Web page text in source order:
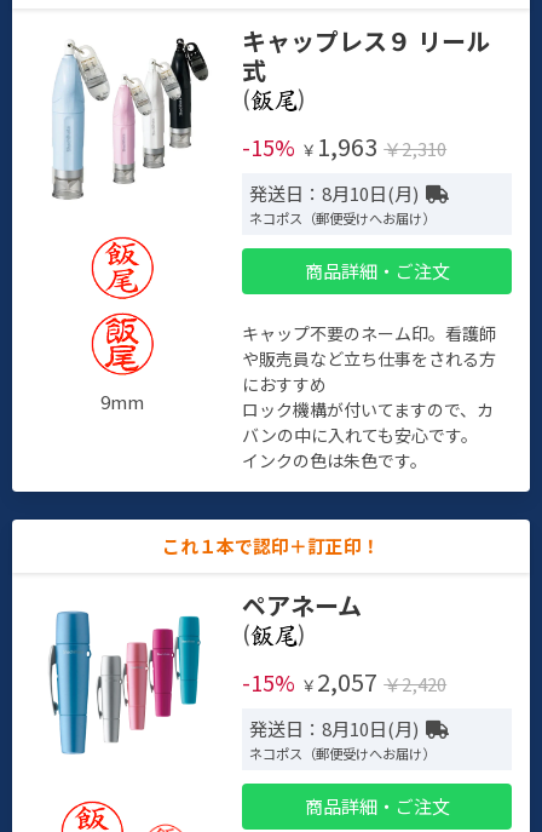
9mm
キャップレス９ リール
式
(
)
-15% ￥ 1,963 ￥2,310
発送日：8月10日(月)
ネコポス（郵便受けへお届け）
商品詳細・ご注文
キャップ不要のネーム印。看護師
や販売員など立ち仕事をされる方
におすすめ
ロック機構が付いてますので、カ
バンの中に入れても安心です。
インクの色は朱色です。
これ１本で認印＋訂正印！
ペアネーム
(
)
-15% ￥ 2,057 ￥2,420
発送日：8月10日(月)
ネコポス（郵便受けへお届け）
商品詳細・ご注文